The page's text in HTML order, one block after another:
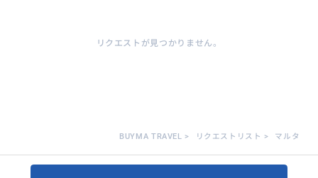
リクエストが見つかりません。
BUYMA TRAVEL > リクエストリスト > マルタ